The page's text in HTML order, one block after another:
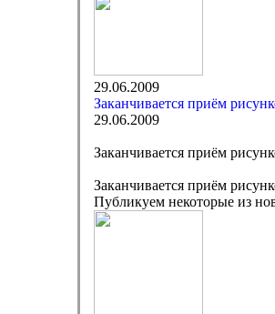
29.06.2009
Заканчивается приём
29.06.2009
Заканчивается приём
Заканчивается приём
Публикуем некоторые из